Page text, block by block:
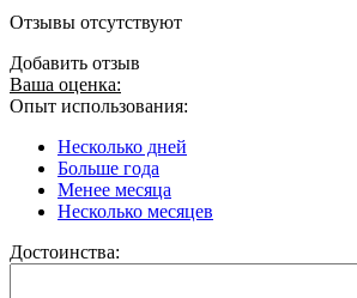
Отзывы отсутствуют
Добавить отзыв
Ваша оценка:
Опыт использования:
Несколько дней
Больше года
Менее месяца
Несколько месяцев
Достоинства: